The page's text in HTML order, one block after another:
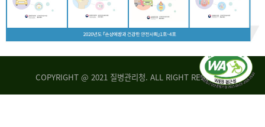
COPYRIGHT @ 2021 질병관리청. ALL RIGHT RESERVED